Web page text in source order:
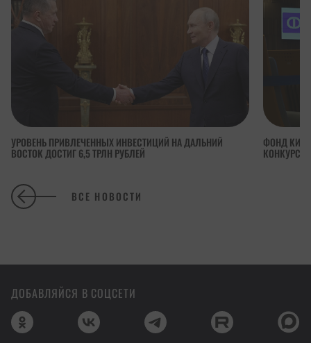
УРОВЕНЬ ПРИВЛЕЧЕННЫХ ИНВЕСТИЦИЙ НА ДАЛЬНИЙ
ВОСТОК ДОСТИГ 6,5 ТРЛН РУБЛЕЙ
ФОНД
ВСЕ НОВОСТИ
ДОБАВЛЯЙСЯ В СОЦСЕТИ